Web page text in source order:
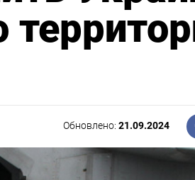
Обновлено:21.09.2024